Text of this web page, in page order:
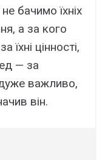
бачимо їхніх
а за кого
цінності,
— за
важливо,
він.